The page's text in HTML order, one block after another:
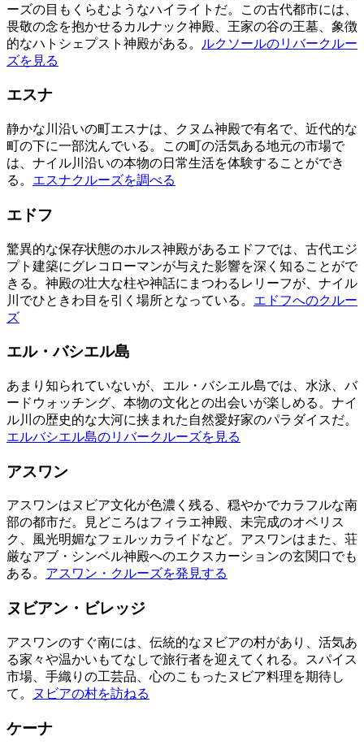
ーズの目もくらむようなハイライトだ。この古代都市には、
畏敬の念を抱かせるカルナック神殿、王家の谷の王墓、象徴
的なハトシェプスト神殿がある。
ルクソールのリバークルー
ズを見る
エスナ
静かな川沿いの町エスナは、クヌム神殿で有名で、近代的な
町の下に一部沈んでいる。この町の活気ある地元の市場で
は、ナイル川沿いの本物の日常生活を体験することができ
る。 エスナクルーズを調べる
エドフ
驚異的な保存状態のホルス神殿があるエドフでは、古代エジ
プト建築にグレコローマンが与えた影響を深く知ることがで
きる。神殿の壮大な柱や神話にまつわるレリーフが、ナイル
川でひときわ目を引く場所となっている。 エドフへのクルー
ズ
エル・バシエル島
あまり知られていないが、エル・バシエル島では、水泳、バ
ードウォッチング、本物の文化との出会いが楽しめる。ナイ
ル川の歴史的な大河に挟まれた自然愛好家のパラダイスだ。
エルバシエル島のリバークルーズを見る
アスワン
アスワンはヌビア文化が色濃く残る、穏やかでカラフルな南
部の都市だ。見どころはフィラエ神殿、未完成のオベリス
ク、風光明媚なフェルッカライドなど。アスワンはまた、荘
厳なアブ・シンベル神殿へのエクスカーションの玄関口でも
ある。 アスワン・クルーズを発見する
ヌビアン・ビレッジ
アスワンのすぐ南には、伝統的なヌビアの村があり、活気あ
る家々や温かいもてなしで旅行者を迎えてくれる。スパイス
市場、手織りの工芸品、心のこもったヌビア料理を期待し
て。
ヌビアの村を訪ねる
ケーナ